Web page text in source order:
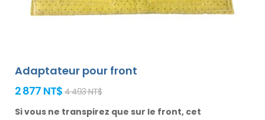
Adaptateur pour front
2 877 NT$ 4 493 NT$
Si vous ne transpirez que sur le front, cet